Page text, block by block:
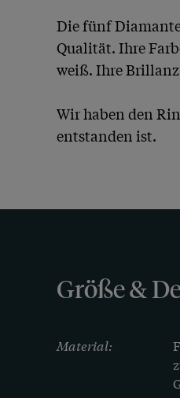
Die fünf
Qualität. Ihre
weiß. Ihre
Wir haben den
entstanden ist.
Größe &
Material: